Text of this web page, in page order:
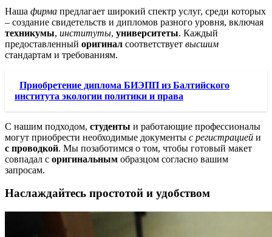
Наша фирма предлагает широкий спектр услуг, среди которых
– создание свидетельств и дипломов разного уровня, включая
техникумы, институты, университеты. Каждый
предоставленный оригинал соответствует высшим
стандартам и требованиям.
Приобретение диплома БИЭПП из Балтийского
института экологии политики и права
С нашим подходом, студенты и работающие профессионалы
могут приобрести необходимые документы с регистрацией и
с проводкой. Мы позаботимся о том, чтобы готовый макет
совпадал с оригинальным образцом согласно вашим
запросам.
Наслаждайтесь простотой и удобством